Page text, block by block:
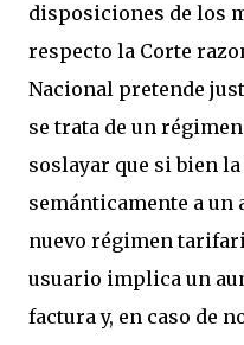
disposiciones de los
respecto la Corte
Nacional pretende
se trata de un
soslayar que si bien
semánticamente a un
nuevo régimen
usuario implica un
factura y, en caso de